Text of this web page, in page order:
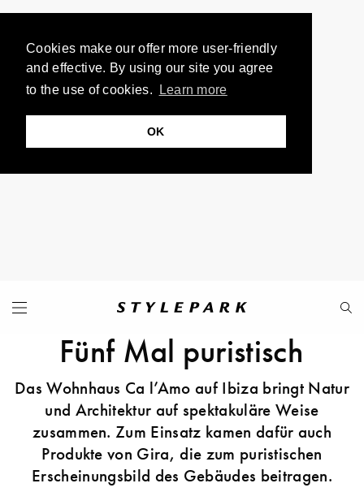
Cookies make our offer more user-friendly
and effective. By using our site you agree
to the use of cookies.
Learn more
OK
Fünf Mal puristisch
Das Wohnhaus Ca l’Amo auf Ibiza bringt Natur
und Architektur auf spektakuläre Weise
zusammen. Zum Einsatz kamen dafür auch
Produkte von Gira, die zum puristischen
Erscheinungsbild des Gebäudes beitragen.